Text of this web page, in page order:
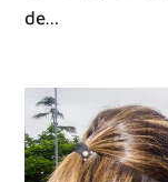
de…